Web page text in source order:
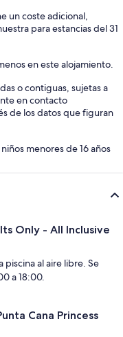
un coste adicional,
para estancias del 31
en este alojamiento.
o contiguas, sujetas a
en contacto
de los datos que figuran
menores de 16 años
Only - All Inclusive
piscina al aire libre. Se
a 18:00.
Cana Princess